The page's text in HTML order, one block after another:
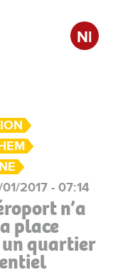
Nl
01/2017 - 07:14
n’a
place
quartier